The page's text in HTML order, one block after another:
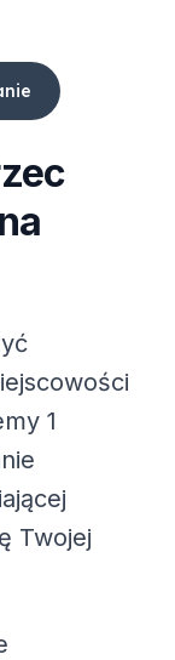
1
Twojej